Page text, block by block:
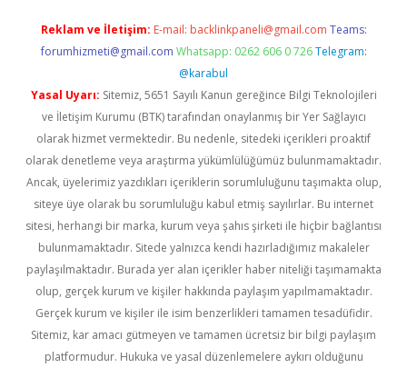
Reklam ve İletişim: E-mail: backlinkpaneli@gmail.com Teams:
forumhizmeti@gmail.com Whatsapp: 0262 606 0 726 Telegram:
@karabul
Yasal Uyarı: Sitemiz, 5651 Sayılı Kanun gereğince Bilgi Teknolojileri
ve İletişim Kurumu (BTK) tarafından onaylanmış bir Yer Sağlayıcı
olarak hizmet vermektedir. Bu nedenle, sitedeki içerikleri proaktif
olarak denetleme veya araştırma yükümlülüğümüz bulunmamaktadır.
Ancak, üyelerimiz yazdıkları içeriklerin sorumluluğunu taşımakta olup,
siteye üye olarak bu sorumluluğu kabul etmiş sayılırlar. Bu internet
sitesi, herhangi bir marka, kurum veya şahıs şirketi ile hiçbir bağlantısı
bulunmamaktadır. Sitede yalnızca kendi hazırladığımız makaleler
paylaşılmaktadır. Burada yer alan içerikler haber niteliği taşımamakta
olup, gerçek kurum ve kişiler hakkında paylaşım yapılmamaktadır.
Gerçek kurum ve kişiler ile isim benzerlikleri tamamen tesadüfidir.
Sitemiz, kar amacı gütmeyen ve tamamen ücretsiz bir bilgi paylaşım
platformudur. Hukuka ve yasal düzenlemelere aykırı olduğunu